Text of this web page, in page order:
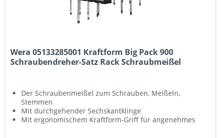
Wera 05133285001 Kraftform Big Pack 900
Schraubendreher-Satz Rack Schraubmeißel
Der Schraubenmeißel zum Schrauben, Meißeln,
Stemmen
Mit durchgehender Sechskantklinge
Mit ergonomischem Kraftform-Griff für angenehmes